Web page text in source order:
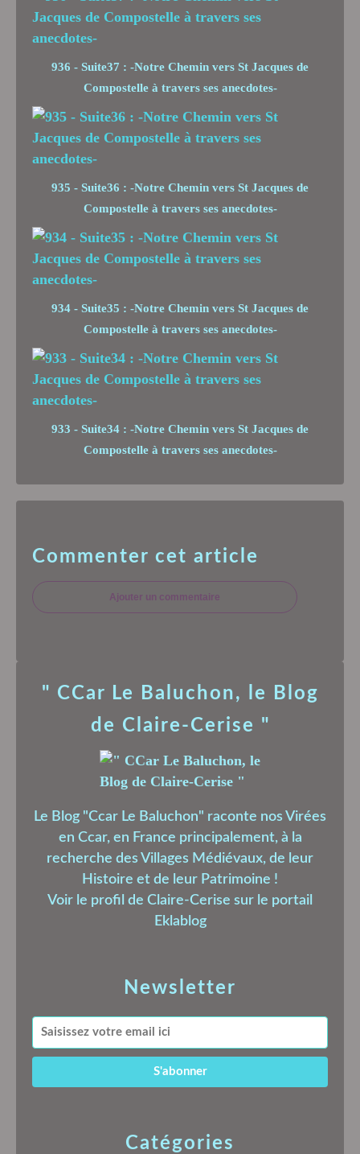
936 - Suite37 : -Notre Chemin vers St Jacques de
Compostelle à travers ses anecdotes-
935 - Suite36 : -Notre Chemin vers St Jacques de
Compostelle à travers ses anecdotes-
934 - Suite35 : -Notre Chemin vers St Jacques de
Compostelle à travers ses anecdotes-
933 - Suite34 : -Notre Chemin vers St Jacques de
Compostelle à travers ses anecdotes-
Commenter cet article
Ajouter un commentaire
Newsletter
Catégories
" CCar Le Baluchon, le Blog
de Claire-Cerise "
Le Blog "Ccar Le Baluchon" raconte nos Virées
en Ccar, en France principalement, à la
recherche des Villages Médiévaux, de leur
Histoire et de leur Patrimoine !
Voir le profil de Claire-Cerise sur le portail
Eklablog